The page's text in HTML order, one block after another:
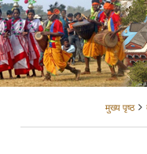
मुख्य पृष्ठ